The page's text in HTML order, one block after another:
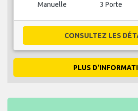
Manuelle 3 Porte
CONSULTEZ LES
PLUS